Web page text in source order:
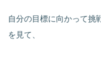
自分の目標に向かって挑
を見て、